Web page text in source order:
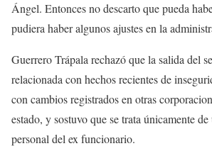
Ángel. Entonces no descarto que pueda
pudiera haber algunos ajustes en la
Guerrero Trápala rechazó que la salida del
relacionada con hechos recientes de
con cambios registrados en otras
estado, y sostuvo que se trata únicamente
personal del ex funcionario.